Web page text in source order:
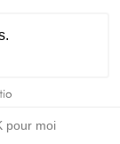
pour moi